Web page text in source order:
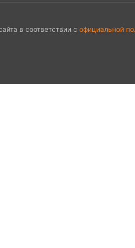
в соответствии с официальной